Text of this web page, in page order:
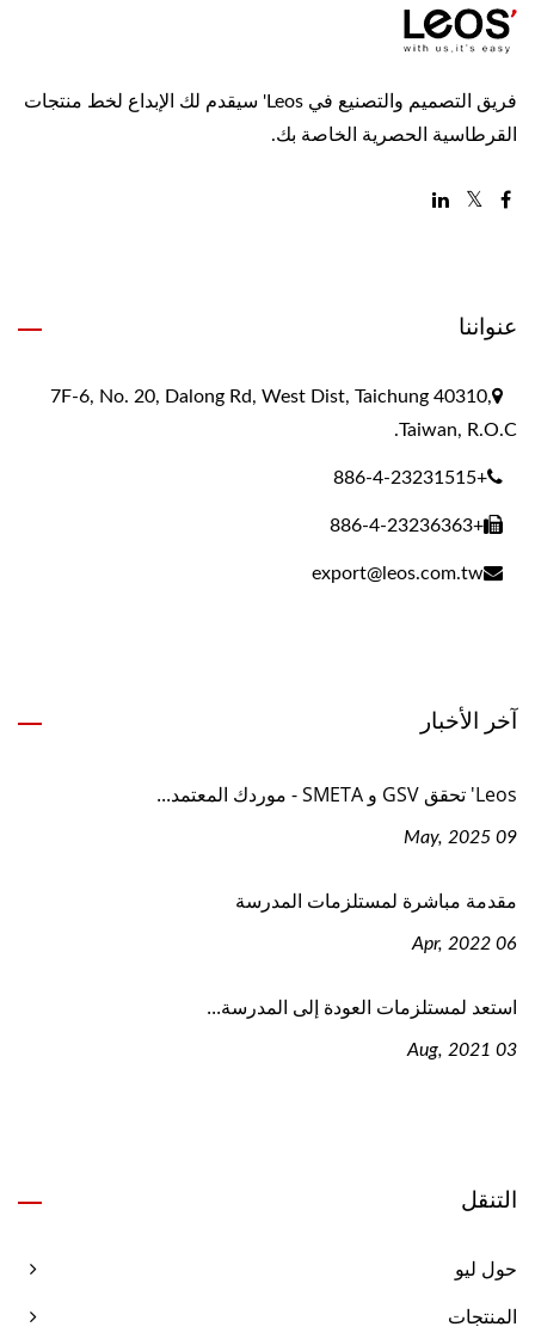
فريق التصميم والتصنيع في Leos' سيقدم لك الإبداع لخط منتجات
القرطاسية الحصرية الخاصة بك.
عنواننا
7F-6, No. 20, Dalong Rd, West Dist, Taichung 40310,
Taiwan, R.O.C.
+886-4-23231515
+886-4-23236363
export@leos.com.tw
آخر الأخبار
Leos' تحقق GSV و SMETA - موردك المعتمد...
09 May, 2025
مقدمة مباشرة لمستلزمات المدرسة
06 Apr, 2022
استعد لمستلزمات العودة إلى المدرسة...
03 Aug, 2021
التنقل
حول ليو
المنتجات